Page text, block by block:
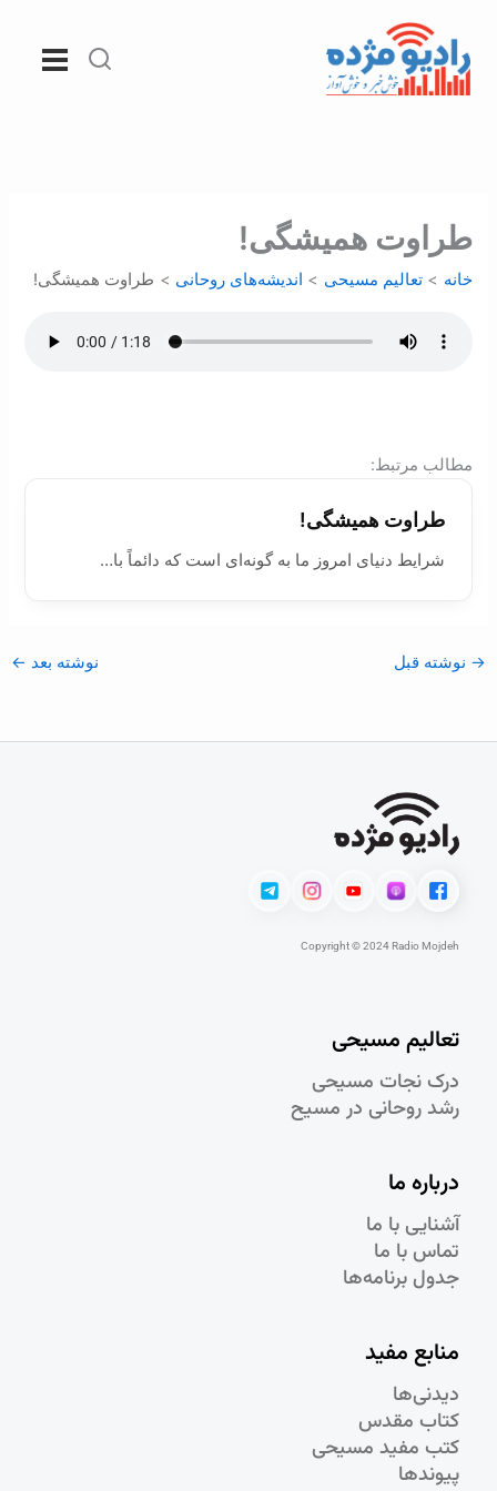
محتوا
طراوت همیشگی!
خانه تعالیم مسیحی اندیشه‌های روحانی طراوت همیشگی!
:مطالب مرتبط
طراوت همیشگی!
شرایط دنیای امروز ما به گونه‌ای است که دائماً با…
→ نوشته قبل نوشته بعد ←
Copyright © 2024 Radio Mojdeh
تعالیم مسیحی
درک نجات مسيحی
رشد روحانی در مسيح
درباره ما
آشنایی با ما
تماس با ما
جدول برنامه‌ها
منابع مفید
دیدنی‌ها
کتاب مقدس
کتب مفید مسیحی
پیوندها